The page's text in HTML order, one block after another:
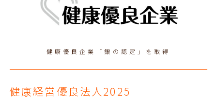
健康優良企業「銀の認定」を取得
健康経営優良法人2025